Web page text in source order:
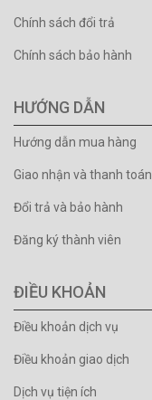
Chính sách đổi trả
Chính sách bảo hành
HƯỚNG DẪN
Hướng dẫn mua hàng
Giao nhận và thanh toán
Đổi trả và bảo hành
Đăng ký thành viên
ĐIỀU KHOẢN
Điều khoản dịch vụ
Điều khoản giao dịch
Dịch vụ tiện ích